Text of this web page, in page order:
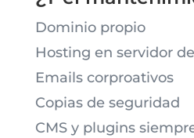
Dominio propio
Hosting en servidor
Emails corproativos
Copias de seguridad
CMS y plugins